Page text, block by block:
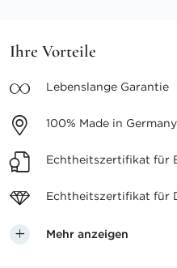
Ihre Vorteile
Lebenslange Garantie
100% Made in Germany
Echtheitszertifikat für
Echtheitszertifikat für
Mehr anzeigen